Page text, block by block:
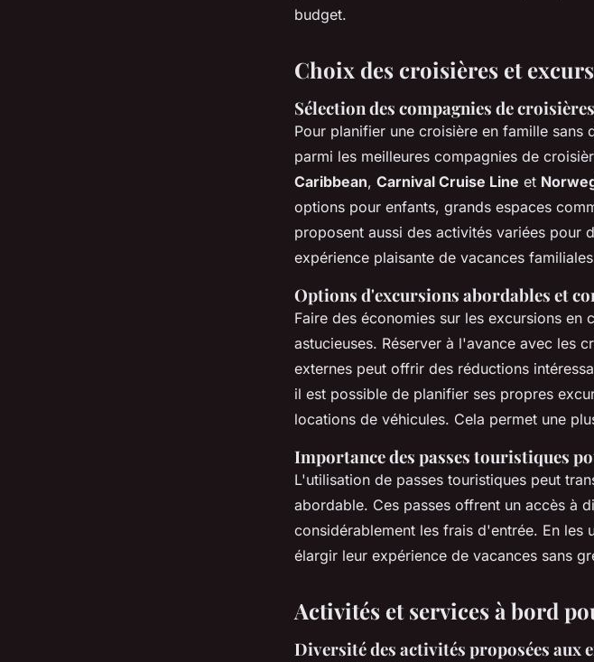
budget.
Choix des croisières et
Sélection des compagnies de
Pour planifier une croisière en famille
parmi les meilleures compagnies de
Caribbean, Carnival Cruise Line et
options pour enfants, grands espaces
proposent aussi des activités variées pour
expérience plaisante de vacances
Options d'excursions abordables et
Faire des économies sur les excursions
astucieuses. Réserver à l'avance avec les
externes peut offrir des réductions
il est possible de planifier ses propres
locations de véhicules. Cela permet une
Importance des passes touristiques
L'utilisation de passes touristiques peut
abordable. Ces passes offrent un accès à
considérablement les frais d'entrée. En les
élargir leur expérience de vacances sans
Activités et services à bord
Diversité des activités proposées aux